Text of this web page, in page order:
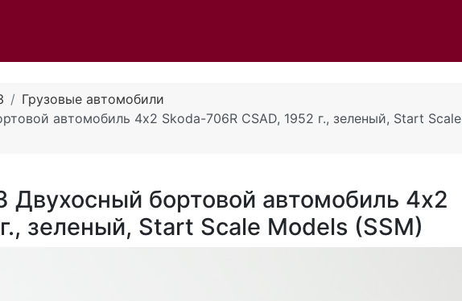
Грузовые автомобили
автомобиль 4х2 Skoda-706R CSAD, 1952 г., зеленый, Start Scale
бортовой автомобиль 4х2
зеленый, Start Scale Models (SSM)